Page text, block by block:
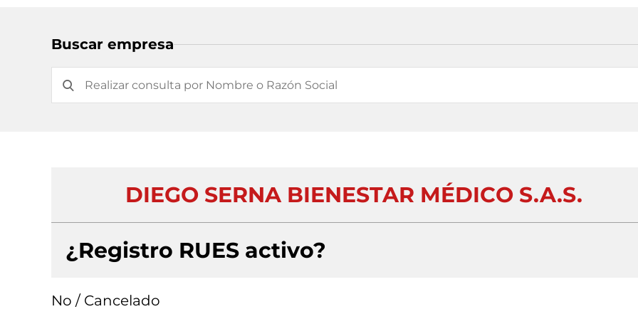
Buscar empresa
DIEGO SERNA BIENESTAR MÉDICO S.A.S.
¿Registro RUES activo?
No / Cancelado